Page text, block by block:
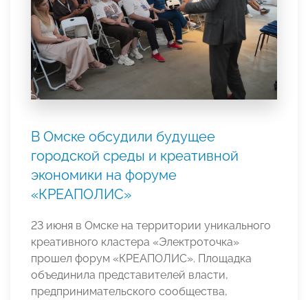
В Омске обсудили будущее
городской среды и креативной
экономики на форуме
«КРЕАПОЛИС»
23 июня в Омске на территории уникального
креативного кластера «Электроточка»
прошел форум «КРЕАПОЛИС». Площадка
объединила представителей власти,
предпринимательского сообщества,